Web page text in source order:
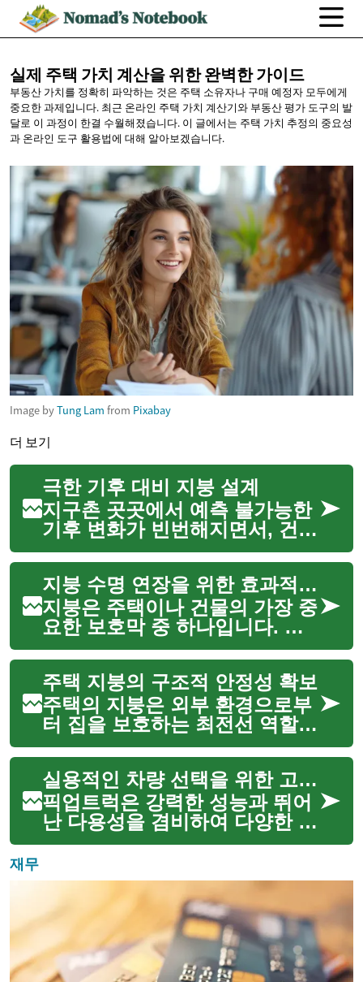
실제 주택 가치 계산을 위한완벽한 가이드
부동산 가치를 정확히 파악하는 것은 주택 소유자나 구매 예정자 모두에게
중요한 과제입니다. 최근 온라인 주택 가치 계산기와 부동산 평가 도구의 발
달로 이 과정이 한결 수월해졌습니다. 이 글에서는 주택 가치 추정의 중요성
과 온라인 도구 활용법에 대해 알아보겠습니다.
Image byTung Lam from Pixabay
더 보기
극한 기후 대비 지붕 설계
지구촌 곳곳에서 예측 불가능한
기후 변화가 빈번해지면서, 건물
의 가장 중요한 보호막인 지붕의
역할이 더욱 부각되고 있습니다.
폭우, 강풍, 폭설, 극심한 더위 등
다양한 극한 기후 조건 속에서
주택과 건물의 안...
지붕 수명 연장을 위한 효과적인 방법
지붕은 주택이나 건물의 가장 중
요한 보호막 중 하나입니다. 끊
임없이 비, 눈, 바람, 햇빛 등 다
양한 기상 조건에 노출되기 때문
에 시간이 지남에 따라 손상되기
쉽습니다. 지붕의 수명을 효과적
으로 연장하고 건물의...
주택 지붕의 구조적 안정성 확보
주택의 지붕은 외부 환경으로부
터 집을 보호하는 최전선 역할을
합니다. 비, 눈, 바람 등 다양한
기상 조건에 직접 노출되는 지붕
은 시간이 지남에 따라 손상될
수 있으며, 이는 곧 주택의 구조
적 안정성에 심각한 ...
실용적인 차량 선택을 위한 고려사항
픽업트럭은 강력한 성능과 뛰어
난 다용성을 겸비하여 다양한 라
이프스타일과 작업 환경에 이상
다. 짐을 운반하거나, 트레일러
를 견인하거나, 혹은 험난한 오
프로드 지형을 탐험하는 등 픽업
트...
재무